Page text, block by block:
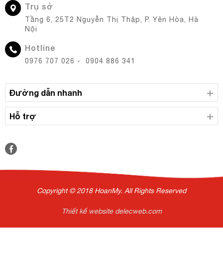
Trụ sở
Tầng 6, 25T2 Nguyễn Thị Thập, P. Yên Hòa, Hà
Nội
Hotline
0976 707 026 - 0904 886 341
Đường dẫn nhanh
Hỗ trợ
Copyright © 2018 HoanMy. All Rights Reserved
Thiết kế website delecweb.com